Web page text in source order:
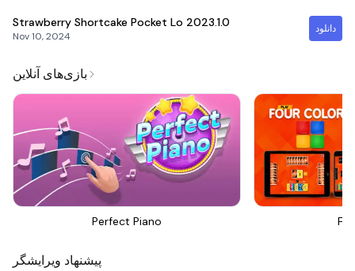
Strawberry Shortcake Pocket Lo 2023.1.0
Nov 10, 2024
دانلود
بازی‌های آنلاین
Perfect Piano
پیشنهاد ویرایشگر